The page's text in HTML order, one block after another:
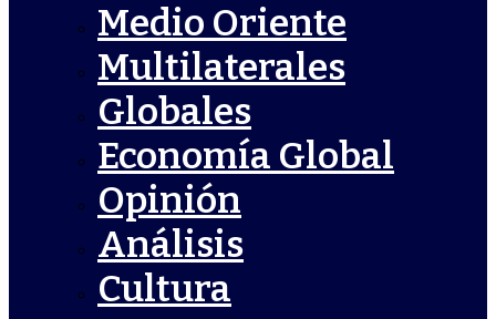
Medio Oriente
Multilaterales
Globales
Economía Global
Opinión
Análisis
Cultura